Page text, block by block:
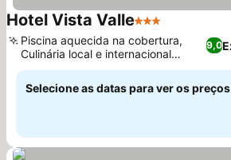
Hotel Vista Valle3 Estrelas
9,0
Piscina aquecida na cobertura,
Culinária local e internacional
autêntica
Selecione as datas para ver os